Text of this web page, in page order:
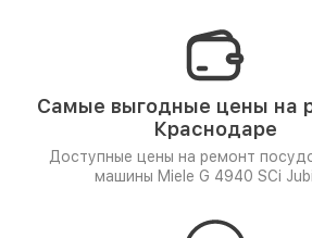
Самые выгодные цены на
Краснодаре
Доступные цены на ремонт
машины Miele G 4940 SCi